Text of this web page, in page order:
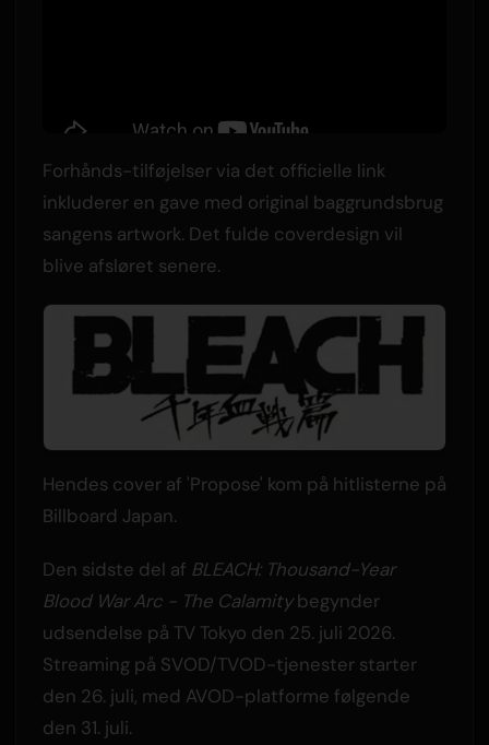
Forhånds-tilføjelser via det officielle link
inkluderer en gave med original baggrundsbrug
sangens artwork. Det fulde coverdesign vil
blive afsløret senere.
Hendes cover af 'Propose' kom på hitlisterne på
Billboard Japan.
Den sidste del af BLEACH: Thousand-Year
Blood War Arc - The Calamitybegynder
udsendelse på TV Tokyo den 25. juli 2026.
Streaming på SVOD/TVOD-tjenester starter
den 26. juli, med AVOD-platforme følgende
den 31. juli.